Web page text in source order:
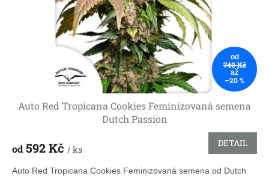
od
740 Kč
až
–20 %
Auto Red Tropicana Cookies Feminizovaná semena
Dutch Passion
od 592 Kč / ks
DETAIL
Auto Red Tropicana Cookies Feminizovaná semena od Dutch